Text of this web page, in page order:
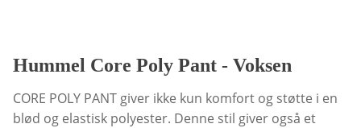
Hummel Core Poly Pant - Voksen
CORE POLY PANT giver ikke kun komfort og støtte i en
blød og elastisk polyester. Denne stil giver også et